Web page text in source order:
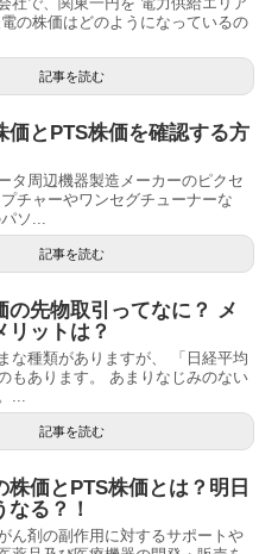
の株価はどのようになっているの
記事を読む
価とPTS株価を確認する方
タ周辺機器製造メーカーのピクセ
チャーやワンセグチューナーな
ソ...
記事を読む
の先物取引ってなに？ メ
リットは？
な種類がありますが、 「日経平均
もあります。 あまりなじみのない
...
記事を読む
株価とPTS株価とは？明日
る？！
ん剤の副作用に対するサポートや